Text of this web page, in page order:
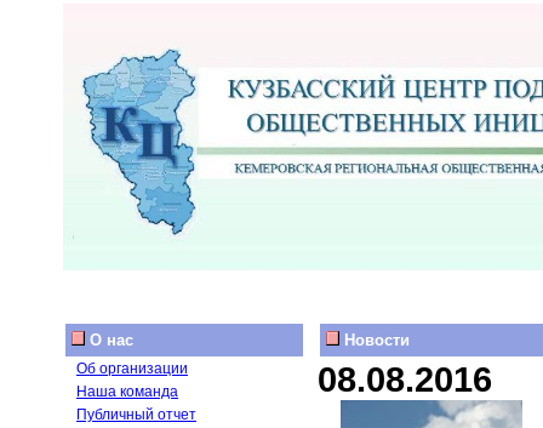
О нас
Об организации
Наша команда
Публичный отчет
Новости
08.08.2016